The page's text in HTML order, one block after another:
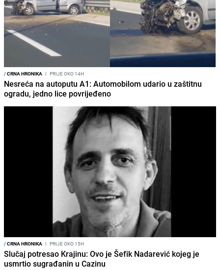
/CRNA HRONIKA I PRIJE OKO 14H
Nesreća na autoputu A1: Automobilom udario u zaštitnu
ogradu, jedno lice povrijeđeno
/CRNA HRONIKA I PRIJE OKO 15H
Slučaj potresao Krajinu: Ovo je Šefik Nadarević kojeg je
usmrtio sugrađanin u Cazinu